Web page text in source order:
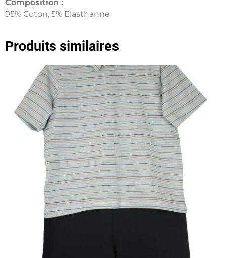
Composition :
95% Coton, 5% Elasthanne
Produits similaires